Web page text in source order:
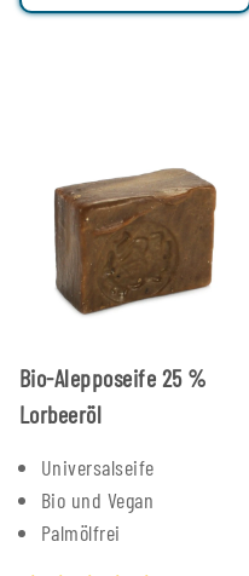
Bio-Alepposeife 25 %
Lorbeeröl
Universalseife
Bio und Vegan
Palmölfrei